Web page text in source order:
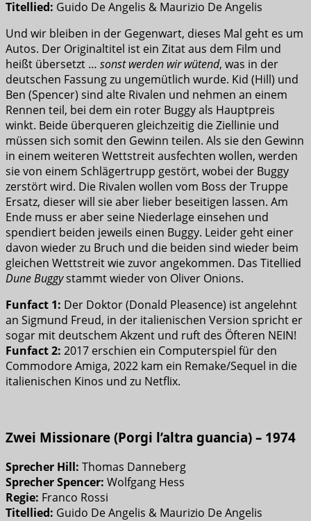
Titellied: Guido De Angelis & Maurizio De Angelis
Und wir bleiben in der Gegenwart, dieses Mal geht es um
Autos. Der Originaltitel ist ein Zitat aus dem Film und
heißt übersetzt … sonst werden wir wütend, was in der
deutschen Fassung zu ungemütlich wurde. Kid (Hill) und
Ben (Spencer) sind alte Rivalen und nehmen an einem
Rennen teil, bei dem ein roter Buggy als Hauptpreis
winkt. Beide überqueren gleichzeitig die Ziellinie und
müssen sich somit den Gewinn teilen. Als sie den Gewinn
in einem weiteren Wettstreit ausfechten wollen, werden
sie von einem Schlägertrupp gestört, wobei der Buggy
zerstört wird. Die Rivalen wollen vom Boss der Truppe
Ersatz, dieser will sie aber lieber beseitigen lassen. Am
Ende muss er aber seine Niederlage einsehen und
spendiert beiden jeweils einen Buggy. Leider geht einer
davon wieder zu Bruch und die beiden sind wieder beim
gleichen Wettstreit wie zuvor angekommen. Das Titellied
Dune Buggystammt wieder von Oliver Onions.
Funfact 1: Der Doktor (Donald Pleasence) ist angelehnt
an Sigmund Freud, in der italienischen Version spricht er
sogar mit deutschem Akzent und ruft des Öfteren NEIN!
Funfact 2: 2017 erschien ein Computerspiel für den
Commodore Amiga, 2022 kam ein Remake/Sequel in die
italienischen Kinos und zu Netflix.
Zwei Missionare (Porgi l’altra guancia) – 1974
Sprecher Hill: Thomas Danneberg
Sprecher Spencer: Wolfgang Hess
Regie: Franco Rossi
Titellied: Guido De Angelis & Maurizio De Angelis